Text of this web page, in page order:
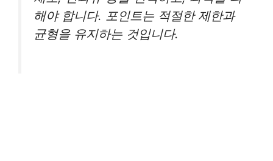
해야 합니다. 포인트는 적절한 제한과
균형을 유지하는 것입니다.